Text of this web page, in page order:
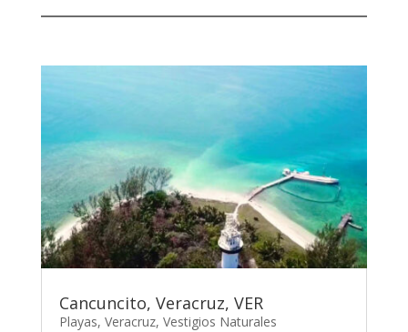
Cancuncito, Veracruz, VER
Playas, Veracruz, Vestigios Naturales